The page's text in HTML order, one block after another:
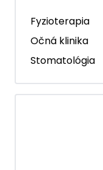
Fyzioterapia
Očná klinika
Stomatológia